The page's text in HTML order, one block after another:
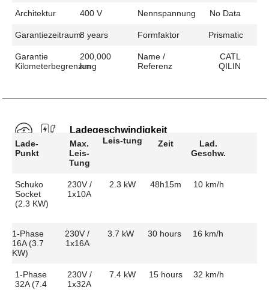
Architektur 400 V
Garantiezeitraum8 years
Garantie
Kilometerbegrenzung
200,000
km
Nennspannung No Data
Formfaktor Prismatic
Name /
Referenz
CATL
QILIN
Ladegeschwindigkeit
Lade-
Punkt
Max.
Leis-
Tung
Leis-tung Zeit
Lad.
Geschw.
Schuko
Socket
(2.3 KW)
230V /
1x10A
2.3 kW 48h15m 10 km/h
1-Phase
16A (3.7
KW)
230V /
1x16A
3.7 kW 30 hours 16 km/h
1-Phase
32A (7.4
230V /
1x32A
7.4 kW 15 hours 32 km/h